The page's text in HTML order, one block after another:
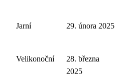
Jarní 29. února 2025
Velikonoční
28. března
2025